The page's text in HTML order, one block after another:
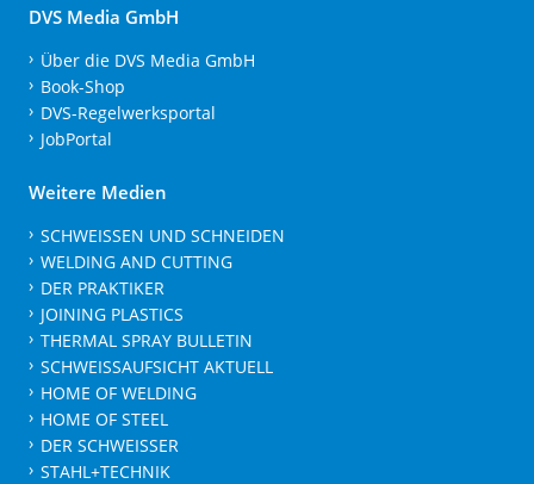
DVS Media GmbH
Über die DVS Media GmbH
Book-Shop
DVS-Regelwerksportal
JobPortal
Weitere Medien
SCHWEISSEN UND SCHNEIDEN
WELDING AND CUTTING
DER PRAKTIKER
JOINING PLASTICS
THERMAL SPRAY BULLETIN
SCHWEISSAUFSICHT AKTUELL
HOME OF WELDING
HOME OF STEEL
DER SCHWEISSER
STAHL+TECHNIK